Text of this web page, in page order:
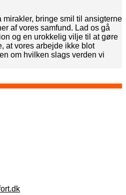
mirakler, bringe smil til ansigterne
af vores samfund. Lad os gå
og en urokkelig vilje til at gøre
at vores arbejde ikke blot
om hvilken slags verden vi